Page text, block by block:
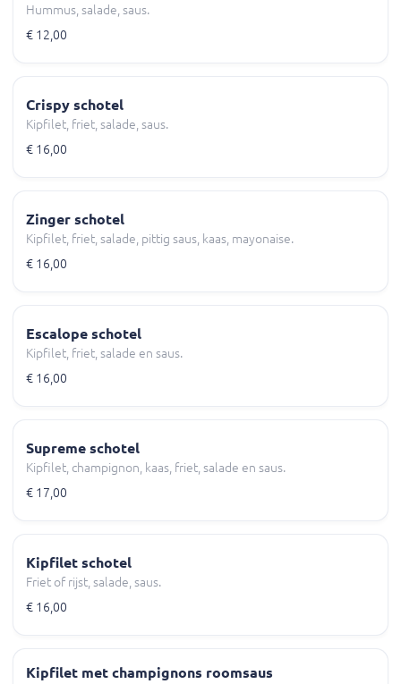
Hummus, salade, saus.
€ 12,00
Crispy schotel
Kipfilet, friet, salade, saus.
€ 16,00
Zinger schotel
Kipfilet, friet, salade, pittig saus, kaas, mayonaise.
€ 16,00
Escalope schotel
Kipfilet, friet, salade en saus.
€ 16,00
Supreme schotel
Kipfilet, champignon, kaas, friet, salade en saus.
€ 17,00
Kipfilet schotel
Friet of rijst, salade, saus.
€ 16,00
Kipfilet met champignons roomsaus